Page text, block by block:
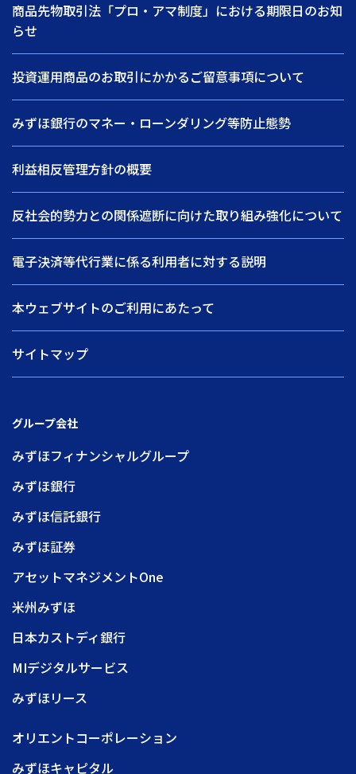
商品先物取引法「プロ・アマ制度」における期限日のお知
らせ
投資運用商品のお取引にかかるご留意事項について
みずほ銀行のマネー・ローンダリング等防止態勢
利益相反管理方針の概要
反社会的勢力との関係遮断に向けた取り組み強化について
電子決済等代行業に係る利用者に対する説明
本ウェブサイトのご利用にあたって
サイトマップ
グループ会社
みずほフィナンシャルグループ
みずほ銀行
みずほ信託銀行
みずほ証券
アセットマネジメントOne
米州みずほ
日本カストディ銀行
MIデジタルサービス
みずほリース
オリエントコーポレーション
みずほキャピタル